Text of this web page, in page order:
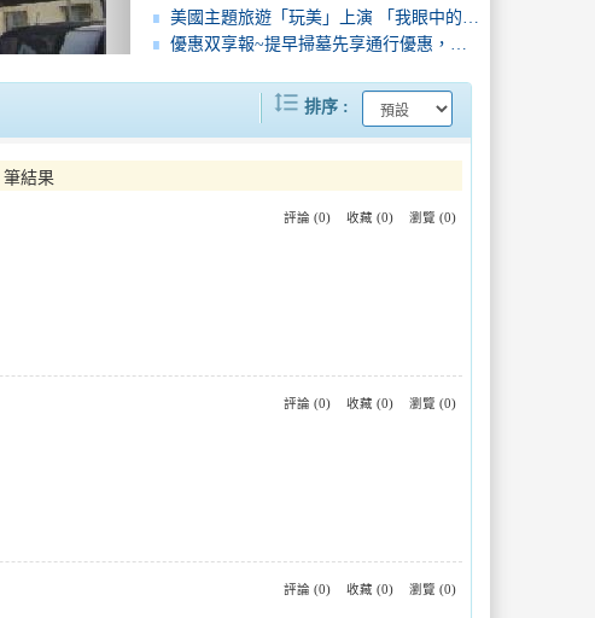
再次捐車！東勢區中科國小徐浩源校友捐贈百萬交通車 中高階經理人創新學院啟動 引領臺南產業升級轉型
元旦連假跨年活動迎曙光！搭乘公共運輸及轉乘享優惠，輕鬆安全GO！
臺南市政府辦理「微型電動二輪車租賃業者聯合稽查」確保用路安全與維護消費者權益 高雄YouBike 2.0租賃站點673站，站位數全國第一!
基隆市COVID-19個案於台南市活動足跡說明
美國主題旅遊「玩美」上演 「我眼中的美國」攝影大賞持續熱映，參與票選就有機會獲
優惠双享報~提早掃墓先享通行優惠，清明連假搭公共運輸 再享客運優惠。
format_line_spacing 排序
筆結果
評論 (0) 收藏 (0) 瀏覽 (0)
評論 (0) 收藏 (0) 瀏覽 (0)
評論 (0) 收藏 (0) 瀏覽 (0)